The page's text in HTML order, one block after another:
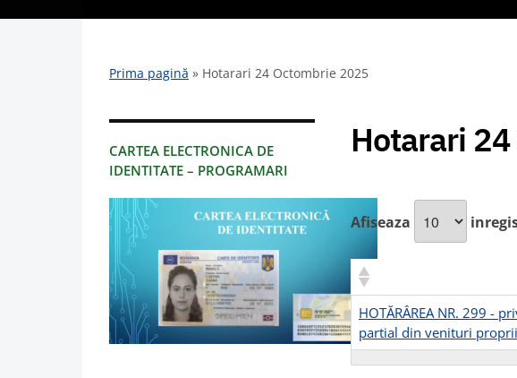
Prima pagină » Hotarari 24 Octombrie 2025
CARTEA ELECTRONICA DE
IDENTITATE – PROGRAMARI
Hotarari
Afiseaza
HOTĂRÂREA NR. 299 -
partial din venituri